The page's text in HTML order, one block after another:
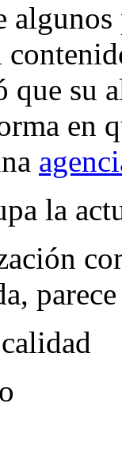
que su
en
la